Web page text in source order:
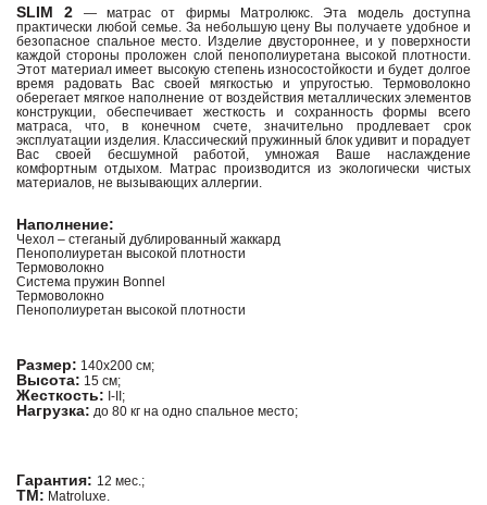
SLIM 2 — матрас от фирмы Матролюкс. Эта модель доступна
практически любой семье. За небольшую цену Вы получаете удобное и
безопасное спальное место. Изделие двустороннее, и у поверхности
каждой стороны проложен слой пенополиуретана высокой плотности.
Этот материал имеет высокую степень износостойкости и будет долгое
время радовать Вас своей мягкостью и упругостью. Термоволокно
оберегает мягкое наполнение от воздействия металлических элементов
конструкции, обеспечивает жесткость и сохранность формы всего
матраса, что, в конечном счете, значительно продлевает срок
эксплуатации изделия. Классический пружинный блок удивит и порадует
Вас своей бесшумной работой, умножая Ваше наслаждение
комфортным отдыхом. Матрас производится из экологически чистых
материалов, не вызывающих аллергии.
Наполнение:
Чехол – стеганый дублированный жаккард
Пенополиуретан высокой плотности
Термоволокно
Система пружин Bonnel
Термоволокно
Пенополиуретан высокой плотности
Размер: 140х200 см;
Высота: 15 см;
Жесткость: I-II;
Нагрузка: до 80 кг на одно спальное место;
Гарантия: 12 мес.;
ТМ: Matroluxe.